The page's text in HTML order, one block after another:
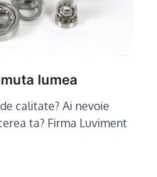
lumea
calitate? Ai nevoie
ta? Firma Luviment